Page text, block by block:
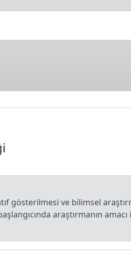
gösterilmesi ve bilimsel
araştırmanın